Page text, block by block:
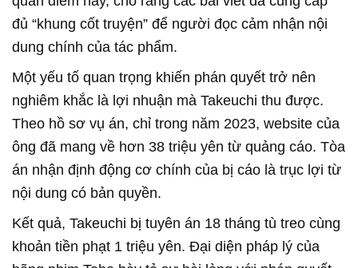
đủ “khung cốt truyện” để người đọc cảm nhận nội
dung chính của tác phẩm.
Một yếu tố quan trọng khiến phán quyết trở nên
nghiêm khắc là lợi nhuận mà Takeuchi thu được.
Theo hồ sơ vụ án, chỉ trong năm 2023, website của
ông đã mang về hơn 38 triệu yên từ quảng cáo. Tòa
án nhận định động cơ chính của bị cáo là trục lợi từ
nội dung có bản quyền.
Kết quả, Takeuchi bị tuyên án 18 tháng tù treo cùng
khoản tiền phạt 1 triệu yên. Đại diện pháp lý của